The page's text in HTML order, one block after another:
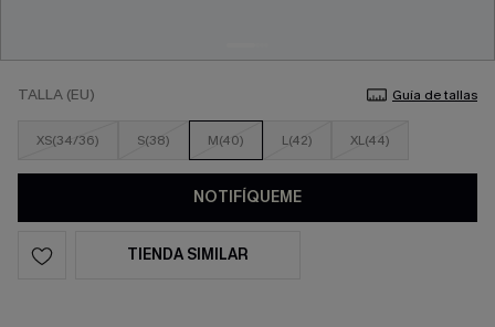
TALLA (EU) Guía de tallas
XS(34/36) S(38) M(40) L(42) XL(44)
NOTIFÍQUEME
TIENDA SIMILAR